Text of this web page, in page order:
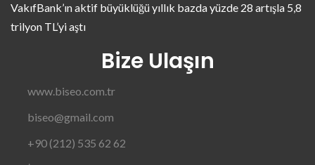
VakıfBank’ın aktif büyüklüğü yıllık bazda yüzde 28 artışla 5,8
trilyon TL’yi aştı
Bize Ulaşın
www.biseo.com.tr
biseo@gmail.com
+90 (212) 535 62 62